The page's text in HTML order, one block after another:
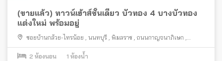
(ขายแล้ว) ทาวน์เฮ้าส์ชั้นเดียว บัวทอง 4 บางบัวทอง
แต่งใหม่ พร้อมอยู่
ซอยบ้านกล้วย-ไทรน้อย , นนทบุรี , พิมลราช , ถนนกาญจนาภิเษก ,
บางบัวทอง
2 ห้องนอน 1 ห้องน้ำ